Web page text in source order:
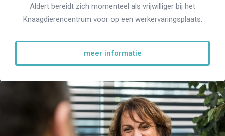
Aldert bereidt zich momenteel als vrijwilliger bij het
Knaagdierencentrum voor op een werkervaringsplaats.
meer informatie